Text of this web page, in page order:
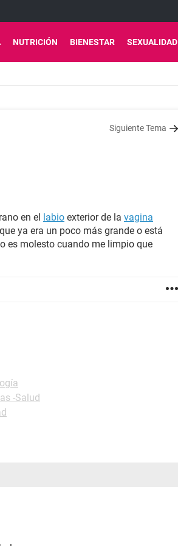
NUTRICIÓN BIENESTAR SEXUALIDAD
Siguiente Tema
en el labio exterior de la vagina
ya era un poco más grande o está
es molesto cuando me limpio que
-Salud